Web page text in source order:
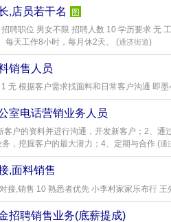
,店员若干名 图
聘职位 男女不限 招聘人数 10 学历要求 无
每天工作8小时，每月休2天。 (通济街道)
销售人员
无 根据客户需求找面料和日常客户沟通 即
室电话营销业务人员
客户的资料并进行沟通，开发新客户；2、
，挖掘客户的最大潜力；4、定期与合作 (通
,面料销售
接,销售 10 熟悉者优先 小李村家家乐布行 王
招聘销售业务(底薪提成)